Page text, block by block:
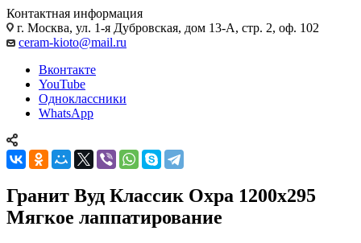
Контактная информация
г. Москва, ул. 1-я Дубровская, дом 13-А, стр. 2, оф. 102
ceram-kioto@mail.ru
Вконтакте
YouTube
Одноклассники
WhatsApp
Гранит Вуд Классик Охра 1200x295
Мягкое лаппатирование